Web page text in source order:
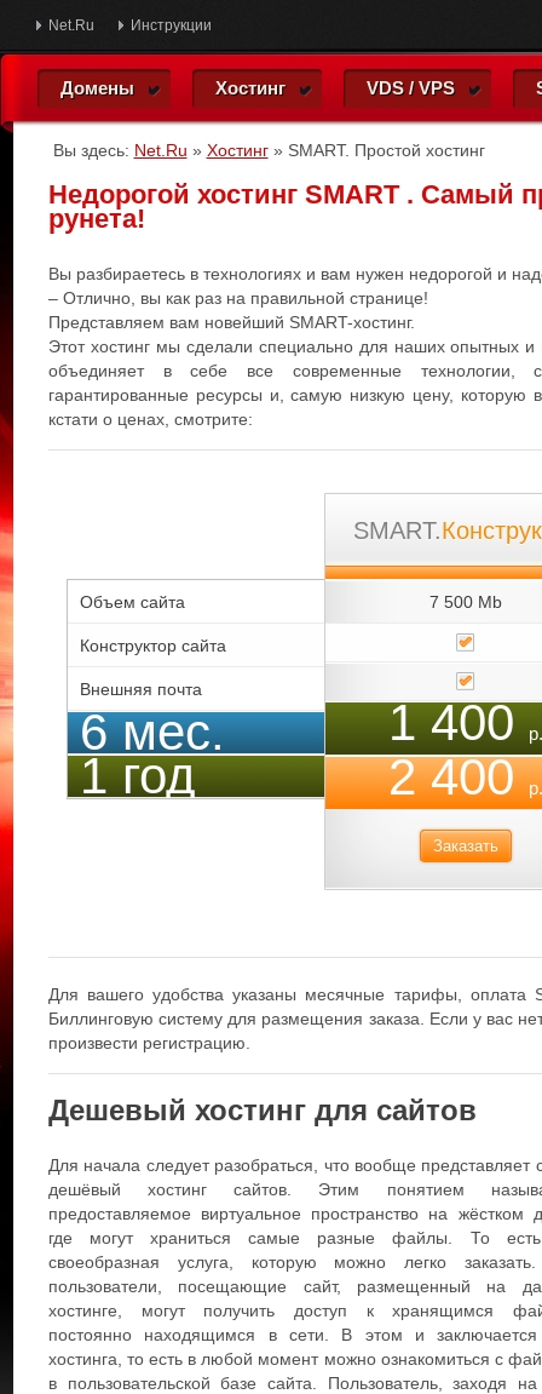
Net.Ru Инструкции
Домены Хостинг VDS / VPS
Вы здесь: Net.Ru » Хостинг » SMART. Простой хостинг
Недорогой хостинг SMART . Самый
рунета!
Вы разбираетесь в технологиях и вам нужен недорогой и
– Отлично, вы как раз на правильной странице!
Представляем вам новейший SMART-хостинг.
Этот хостинг мы сделали специально для наших опытных и
объединяет в себе все современные технологии,
гарантированные ресурсы и, самую низкую цену, которую
кстати о ценах, смотрите:
Объем сайта
Конструктор сайта
Внешняя почта
6 мес.
1 год
SMART.
7 500 Mb
1 400
2 400
Заказать
Для вашего удобства указаны месячные тарифы, оплата
Биллинговую систему для размещения заказа. Если у вас
произвести регистрацию.
Дешевый хостинг для сайтов
Для начала следует разобраться, что вообще представляет
дешёвый хостинг сайтов. Этим понятием
предоставляемое виртуальное пространство на жёстком
где могут храниться самые разные файлы. То
своеобразная услуга, которую можно легко
пользователи, посещающие сайт, размещенный на
хостинге, могут получить доступ к хранящимся
постоянно находящимся в сети. В этом и заключается
хостинга, то есть в любой момент можно ознакомиться с
в пользовательской базе сайта. Пользователь, заходя